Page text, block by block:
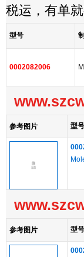
税运，有单
型号
0002082006
参考图片 型
参考图片 型